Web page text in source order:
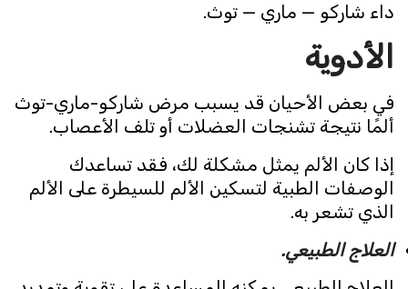
داء شاركو — ماري — توث.
الأدوية
في بعض الأحيان قد يسبب مرض شاركو-ماري-توث
ألمًا نتيجة تشنجات العضلات أو تلف الأعصاب.
إذا كان الألم يمثل مشكلة لك، فقد تساعدك
الوصفات الطبية لتسكين الألم للسيطرة على الألم
الذي تشعر به.
العلاج الطبيعي.